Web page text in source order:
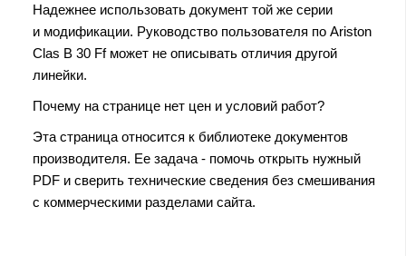
Надежнее использовать документ той же серии
и модификации. Руководство пользователя по Ariston
Clas B 30 Ff может не описывать отличия другой
линейки.
Почему на странице нет цен и условий работ?
Эта страница относится к библиотеке документов
производителя. Ее задача - помочь открыть нужный
PDF и сверить технические сведения без смешивания
с коммерческими разделами сайта.